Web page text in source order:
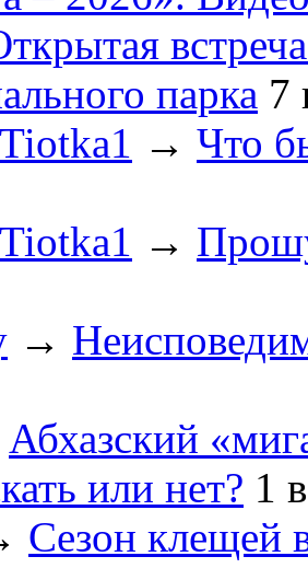
парка 7
→ Что
→
→
Абхазский
или нет? 1
Сезон клещей